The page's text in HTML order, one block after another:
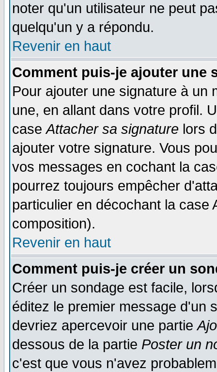
noter qu'un utilisateur ne peut
quelqu'un y a répondu.
Revenir en haut
Comment puis-je ajouter une
Pour ajouter une signature à un
une, en allant dans votre profil.
caseAttacher sa signature lors
ajouter votre signature. Vous
vos messages en cochant la
pourrez toujours empêcher
particulier en décochant la
composition).
Revenir en haut
Comment puis-je créer un
Créer un sondage est facile,
éditez le premier message d'un
devriez apercevoir une partie
dessous de la partie Poster un
c'est que vous n'avez